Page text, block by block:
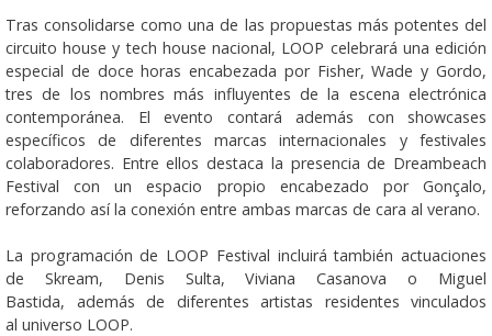
Tras consolidarse como una de las propuestas más potentes del
circuito house y tech house nacional, LOOP celebrará una edición
especial de doce horas encabezada por Fisher, Wade y Gordo,
tres de los nombres más influyentes de la escena electrónica
contemporánea. El evento contará además con showcases
específicos de diferentes marcas internacionales y festivales
colaboradores. Entre ellos destaca la presencia de Dreambeach
Festival con un espacio propio encabezado por Gonçalo,
reforzando así la conexión entre ambas marcas de cara al verano.
La programación de LOOP Festival incluirá también actuaciones
de Skream, Denis Sulta, Viviana Casanova o Miguel
Bastida, además de diferentes artistas residentes vinculados
al universo LOOP.